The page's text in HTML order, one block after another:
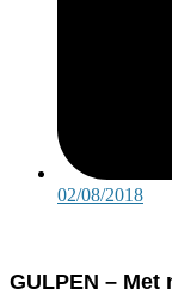
02/08/2018
GULPEN – Met